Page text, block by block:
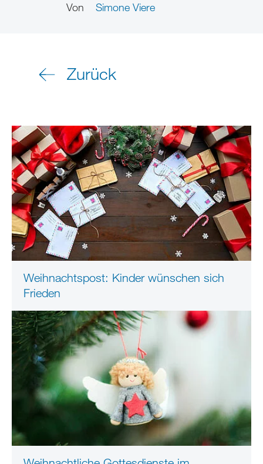
Von
Simone Viere
Zurück
Weihnachtspost: Kinder wünschen sich
Frieden